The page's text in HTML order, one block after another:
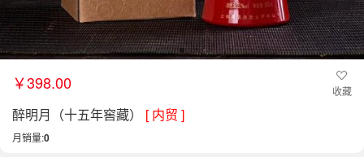
￥398.00 收藏
醉明月（十五年窖藏） [ 内贸 ]
月销量:0